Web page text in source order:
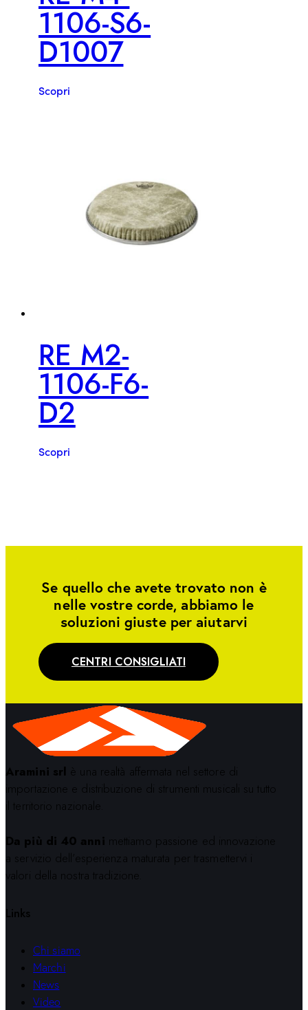
1106-S6-
D1007
Scopri
RE M2-
1106-F6-
D2
Scopri
Se quello che avete trovato non è
nelle vostre corde, abbiamo le
soluzioni giuste per aiutarvi
CENTRI CONSIGLIATI
Aramini srl è una realtà affermata nel settore di
importazione e distribuzione di strumenti musicali su tutto
il territorio nazionale.
Da più di 40 anni mettiamo passione ed innovazione
a servizio dell’esperienza maturata per trasmettervi i
valori della nostra tradizione.
Links
Chi siamo
Marchi
News
Video